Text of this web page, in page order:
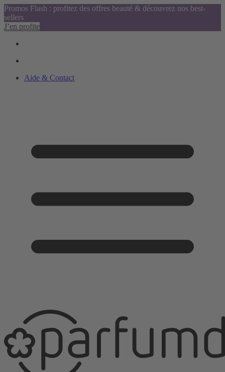
Promos Flash : profitez des offres beauté & découvrez nos best-
sellers
J’en profite
Aide & Contact